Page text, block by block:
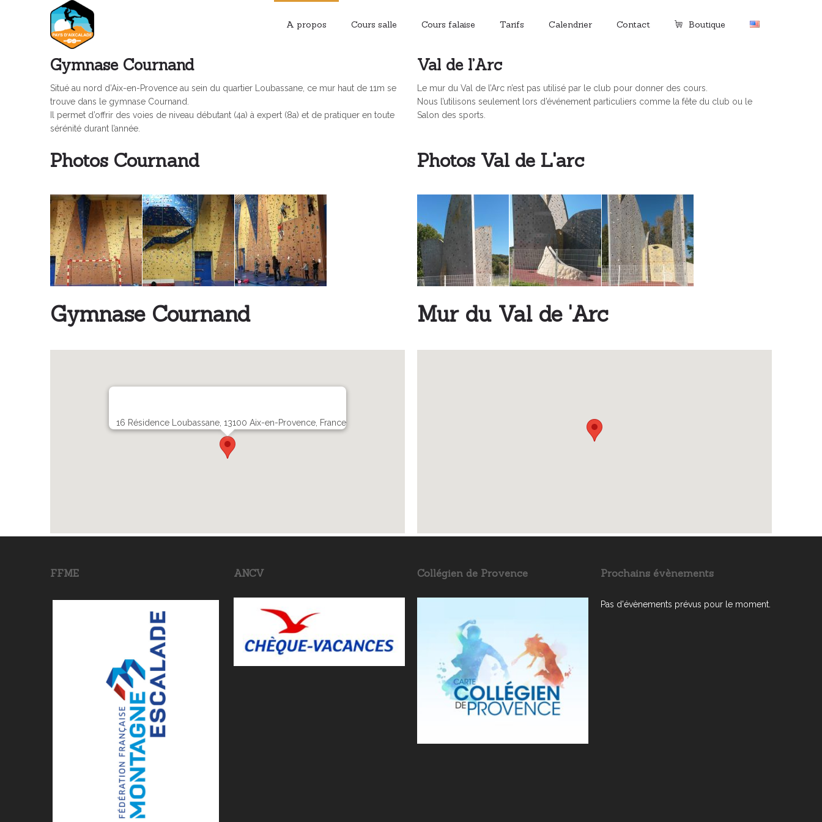
A propos Cours salle Cours falaise Tarifs Calendrier Contact Boutique
Gymnase Cournand
Situé au nord d’Aix-en-Provence au sein du quartier Loubassane, ce mur haut de 11m se
trouve dans le gymnase Cournand.
Il permet d’offrir des voies de niveau débutant (4a) à expert (8a) et de pratiquer en toute
sérénité durant l’année.
Val de l’Arc
Le mur du Val de l’Arc n’est pas utilisé par le club pour donner des cours.
Nous l’utilisons seulement lors d’événement particuliers comme la fête du club ou le
Salon des sports.
Photos Cournand Photos Val de L'arc
Gymnase Cournand
16 Résidence Loubassane, 13100 Aix-en-Provence, France
Mur du Val de 'Arc
FFME ANCV Collégien de Provence Prochains évènements
Pas d'évènements prévus pour le moment.